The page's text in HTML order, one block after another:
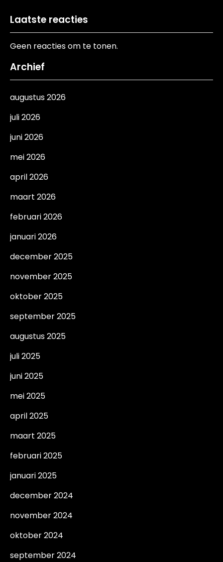
Laatste reacties
Geen reacties om te tonen.
Archief
augustus 2026
juli 2026
juni 2026
mei 2026
april 2026
maart 2026
februari 2026
januari 2026
december 2025
november 2025
oktober 2025
september 2025
augustus 2025
juli 2025
juni 2025
mei 2025
april 2025
maart 2025
februari 2025
januari 2025
december 2024
november 2024
oktober 2024
september 2024